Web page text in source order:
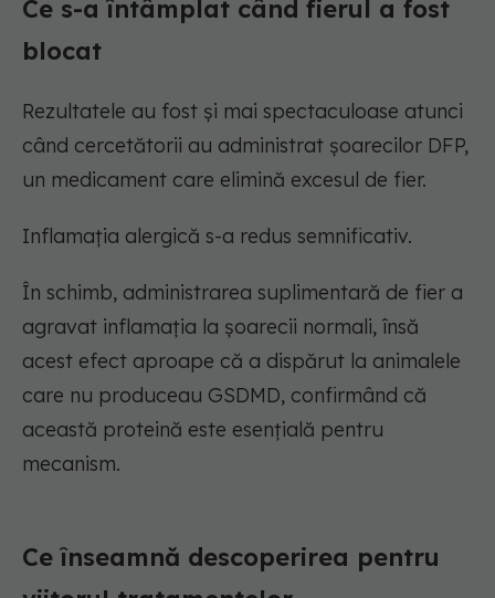
Ce s-a întâmplat când fierul a fost
blocat
Rezultatele au fost și mai spectaculoase atunci
când cercetătorii au administrat șoarecilor DFP,
un medicament care elimină excesul de fier.
Inflamația alergică s-a redus semnificativ.
În schimb, administrarea suplimentară de fier a
agravat inflamația la șoarecii normali, însă
acest efect aproape că a dispărut la animalele
care nu produceau GSDMD, confirmând că
această proteină este esențială pentru
mecanism.
Ce înseamnă descoperirea pentru